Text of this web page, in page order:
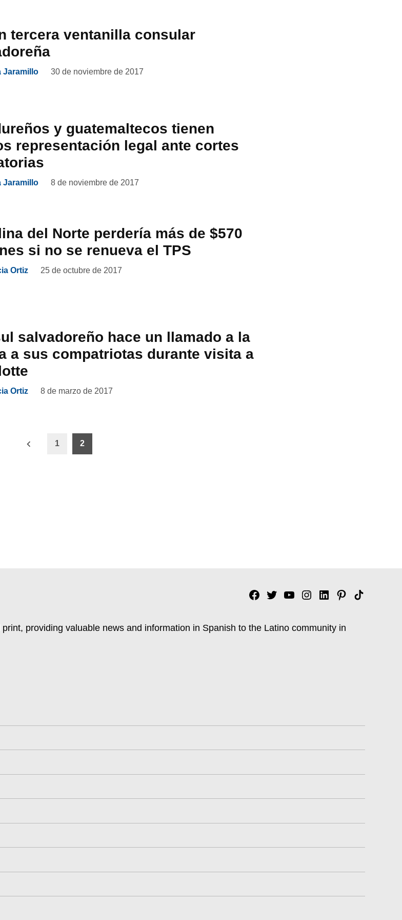
tercera ventanilla consular
Jaramillo 30 de noviembre de 2017
y guatemaltecos tienen
representación legal ante cortes
Jaramillo 8 de noviembre de 2017
del Norte perdería más de $570
si no se renueva el TPS
Ortiz 25 de octubre de 2017
salvadoreño hace un llamado a la
a sus compatriotas durante visita a
Ortiz 8 de marzo de 2017
1 2
Facebook
TwitterYouTubeInstagram
Linkedin
Pinterest
Tik
providing valuable news and information in Spanish to the Latino community in